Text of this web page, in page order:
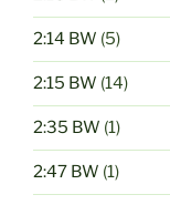
2:14 BW (5)
2:15 BW (14)
2:35 BW (1)
2:47 BW (1)